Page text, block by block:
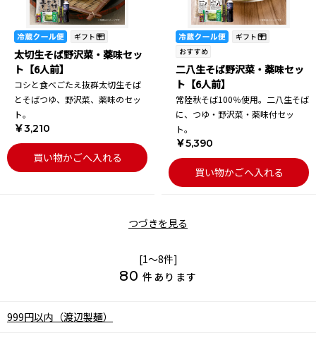
太切生そば野沢菜・薬味セッ
ト【6人前】
コシと食べごたえ抜群太切生そば
とそばつゆ、野沢菜、薬味のセッ
ト。
￥3,210
買い物かごへ入れる
二八生そば野沢菜・薬味セッ
ト【6人前】
常陸秋そば100％使用。二八生そば
に、つゆ・野沢菜・薬味付セッ
ト。
￥5,390
買い物かごへ入れる
つづきを見る
[1～8件]
80 件あります
999円以内（渡辺製麺）